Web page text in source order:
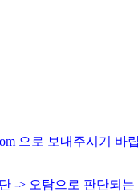
으로 보내주시기 바
-> 오탐으로 판단되